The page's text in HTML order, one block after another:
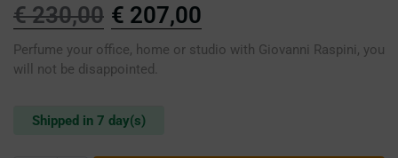
€230,00 € 207,00
Perfume your office, home or studio with Giovanni Raspini, you
will not be disappointed.
Shipped in 7 day(s)